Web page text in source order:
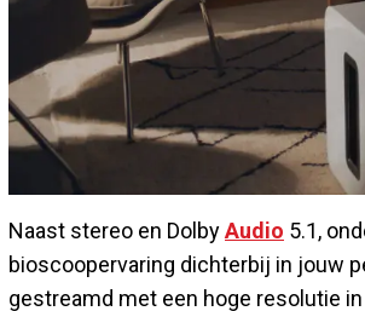
Naast stereo en DolbyAudio 5.1,
bioscoopervaring dichterbij in jouw
gestreamd met een hoge resolutie